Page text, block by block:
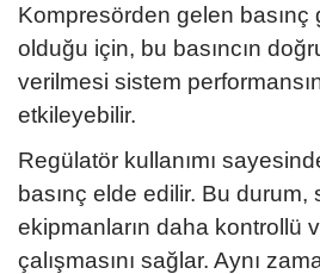
Kompresörden gelen
olduğu için, bu basıncın
verilmesi sistem
etkileyebilir.
Regülatör kullanımı
basınç elde edilir. Bu durum,
ekipmanların daha kontrollü
çalışmasını sağlar. Aynı